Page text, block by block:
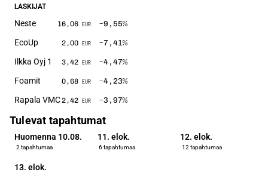
LASKIJAT
Neste 16,06 EUR −9,55%
EcoUp 2,00 EUR −7,41 %
Ilkka Oyj 1 3,42 EUR −4,47%
Foamit 0,68 EUR −4,23%
Rapala VMC2,42 EUR −3,97%
Tulevat tapahtumat
Huomenna 10.08.
2 tapahtumaa
11. elok.
6 tapahtumaa
12. elok.
12 tapahtumaa
13. elok.